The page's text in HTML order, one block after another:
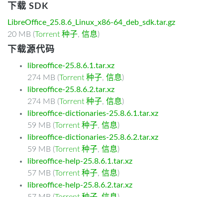
下载 SDK
LibreOffice_25.8.6_Linux_x86-64_deb_sdk.tar.gz
20 MB (Torrent 种子, 信息)
下载源代码
libreoffice-25.8.6.1.tar.xz
274 MB (Torrent 种子, 信息)
libreoffice-25.8.6.2.tar.xz
274 MB (Torrent 种子, 信息)
libreoffice-dictionaries-25.8.6.1.tar.xz
59 MB (Torrent 种子, 信息)
libreoffice-dictionaries-25.8.6.2.tar.xz
59 MB (Torrent 种子, 信息)
libreoffice-help-25.8.6.1.tar.xz
57 MB (Torrent 种子, 信息)
libreoffice-help-25.8.6.2.tar.xz